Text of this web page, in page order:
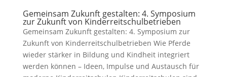
Gemeinsam Zukunft gestalten: 4. Symposium
zur Zukunft von Kinderreitschulbetrieben
Gemeinsam Zukunft gestalten: 4. Symposium zur
Zukunft von Kinderreitschulbetrieben Wie Pferde
wieder stärker in Bildung und Kindheit integriert
werden können – Ideen, Impulse und Austausch für